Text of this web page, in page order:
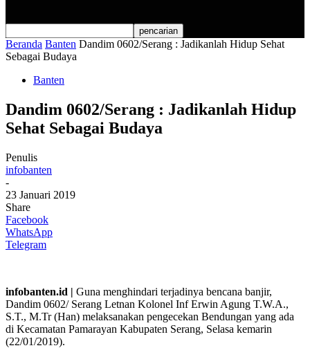
Beranda Banten Dandim 0602/Serang : Jadikanlah Hidup Sehat
Sebagai Budaya
Banten
Dandim 0602/Serang : Jadikanlah Hidup
Sehat Sebagai Budaya
Penulis
infobanten
-
23 Januari 2019
Share
Facebook
WhatsApp
Telegram
infobanten.id | Guna menghindari terjadinya bencana banjir,
Dandim 0602/ Serang Letnan Kolonel Inf Erwin Agung T.W.A.,
S.T., M.Tr (Han) melaksanakan pengecekan Bendungan yang ada
di Kecamatan Pamarayan Kabupaten Serang, Selasa kemarin
(22/01/2019).